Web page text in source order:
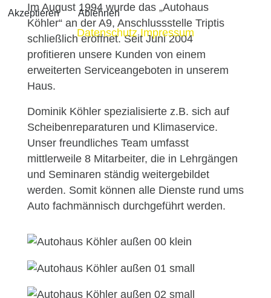
Im August 1994 wurde das „Autohaus
Köhler“ an der A9, Anschlussstelle Triptis
schließlich eröffnet. Seit Juni 2004
profitieren unsere Kunden von einem
erweiterten Serviceangeboten in unserem
Haus.
Dominik Köhler spezialisierte z.B. sich auf
Scheibenreparaturen und Klimaservice.
Unser freundliches Team umfasst
mittlerweile 8 Mitarbeiter, die in Lehrgängen
und Seminaren ständig weitergebildet
werden. Somit können alle Dienste rund ums
Auto fachmännisch durchgeführt werden.
Akzeptieren Ablehnen
Datenschutz Impressum